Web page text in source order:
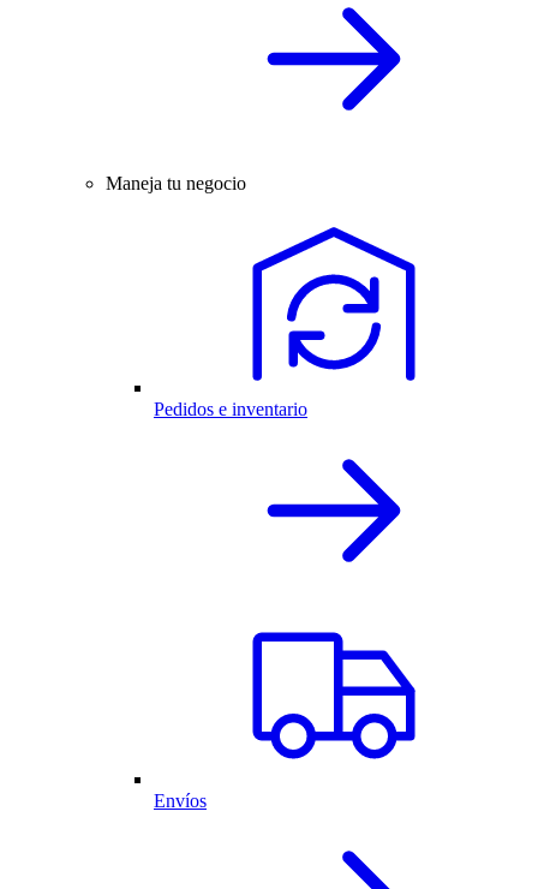
Maneja tu negocio
Pedidos e inventario
Envíos